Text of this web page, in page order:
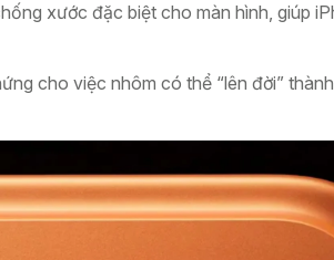
xước đặc biệt cho màn hình, giúp
cho việc nhôm có thể “lên đời”